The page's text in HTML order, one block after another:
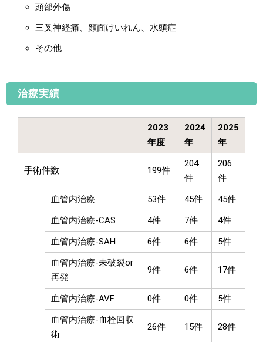
頭部外傷
三叉神経痛、顔面けいれん、水頭症
その他
治療実績
2023
年度
2024
年
2025
年
手術件数 199件
204
件
206
件
血管内治療 53件 45件
45件
血管内治療-CAS
4件 7件
4件
血管内治療-SAH
6件 6件
5件
血管内治療-未破裂or
再発
9件 6件 17件
血管内治療-AVF 0件 0件
5件
血管内治療-血栓回収
術
26件 15件 28件